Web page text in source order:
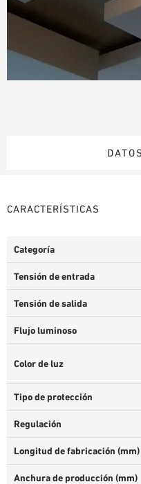
CARACTERÍSTICAS
Categoría
Tensión de entrada
Tensión de salida
Flujo luminoso
Color de luz
Tipo de protección
Regulación
Longitud de fabricación (mm)
Anchura de producción (mm)